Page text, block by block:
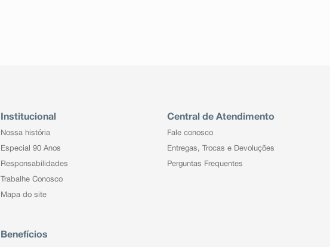
Institucional
Nossa história
Especial 90 Anos
Responsabilidades
Trabalhe Conosco
Mapa do site
Benefícios
Central de Atendimento
Fale conosco
Entregas, Trocas e Devoluções
Perguntas Frequentes